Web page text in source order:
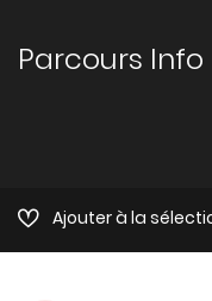
Parcours Info
Ajouter à la